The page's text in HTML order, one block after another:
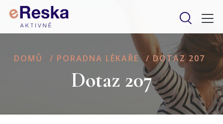
DOMŮ / PORADNA LÉKAŘE / DOTAZ 207
Dotaz 207